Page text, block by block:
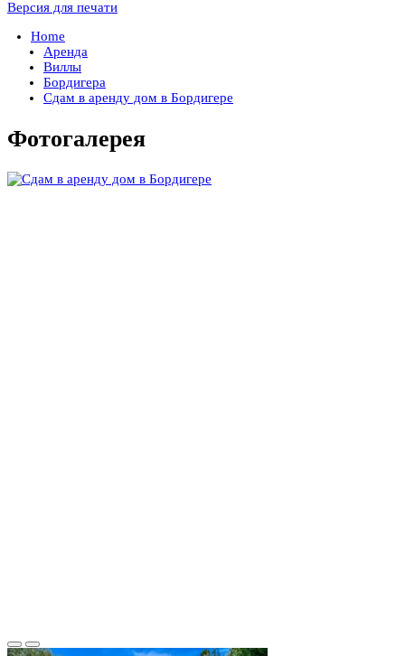
Версия для печати
Home
Аренда
Виллы
Бордигера
Сдам в аренду дом в Бордигере
Фотогалерея